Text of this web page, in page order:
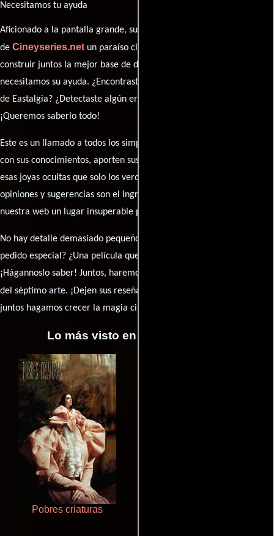
Necesitamos tu ayuda
Aficionado a la pantalla grande, su participación es clave para hacer
de Cineyseries.netun paraíso cinéfilo completo. Queremos
construir juntos la mejor base de datos cinematográfica, pero
necesitamos su ayuda. ¿Encontraste algún dato faltante en la ficha
de Eastalgia? ¿Detectaste algún error en la sinopsis o el elenco?
¡Queremos saberlo todo!
Este es un llamado a todos los simpatizantes del cine: contribuyan
con sus conocimientos, aporten sus descubrimientos y compartan
esas joyas ocultas que solo los verdaderos fanáticos conocen. Sus
opiniones y sugerencias son el ingrediente secreto que hará de
nuestra web un lugar insuperable para los amantes del celuloide.
No hay detalle demasiado pequeño ni opinión insignificante. ¿Algún
pedido especial? ¿Una película que sueñas con ver reseñada?
¡Hágannoslo saber! Juntos, haremos de esta comunidad el epicentro
del séptimo arte. ¡Dejen sus reseña en la
juntos hagamos crecer la magia cinematográfica!
Lo más visto en Cineyseries.net
Pobres criaturas